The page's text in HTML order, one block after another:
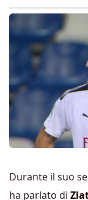
Durante il suo
ha parlato di